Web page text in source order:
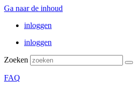
Ga naar de inhoud
inloggen
inloggen
Zoeken
FAQ